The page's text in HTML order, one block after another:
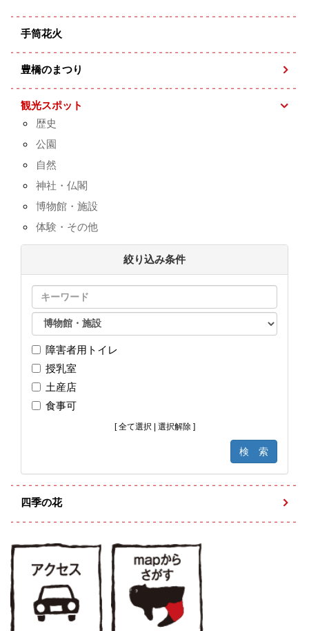
手筒花火
豊橋のまつり
観光スポット
歴史
公園
自然
神社・仏閣
博物館・施設
体験・その他
絞り込み条件
障害者用トイレ
授乳室
土産店
食事可
[全て選択 選択解除]
四季の花